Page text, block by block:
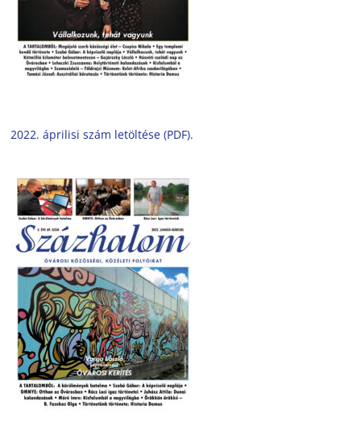
2022. áprilisi szám letöltése (PDF).